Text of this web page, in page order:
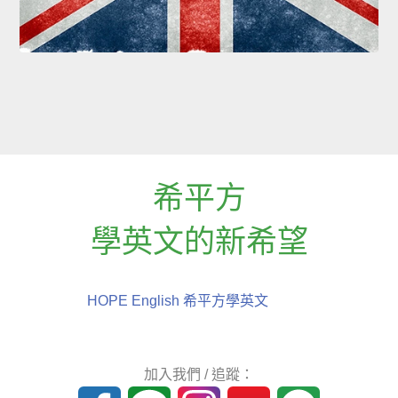
希平方
學英文的新希望
HOPE English 希平方學英文
加入我們 / 追蹤：